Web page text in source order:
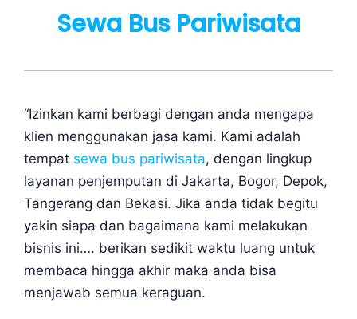
Sewa Bus Pariwisata
“Izinkan kami berbagi dengan anda mengapa
klien menggunakan jasa kami. Kami adalah
tempat sewa bus pariwisata, dengan lingkup
layanan penjemputan di Jakarta, Bogor, Depok,
Tangerang dan Bekasi. Jika anda tidak begitu
yakin siapa dan bagaimana kami melakukan
bisnis ini…. berikan sedikit waktu luang untuk
membaca hingga akhir maka anda bisa
menjawab semua keraguan.